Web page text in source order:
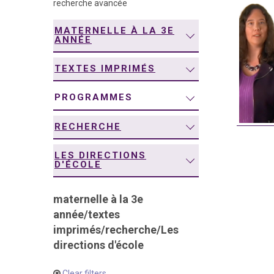
recherche avancée
MATERNELLE À LA 3E
ANNÉE
TEXTES IMPRIMÉS
PROGRAMMES
RECHERCHE
LES DIRECTIONS
D'ÉCOLE
maternelle à la 3e
année/textes
imprimés/recherche/Les
directions d'école